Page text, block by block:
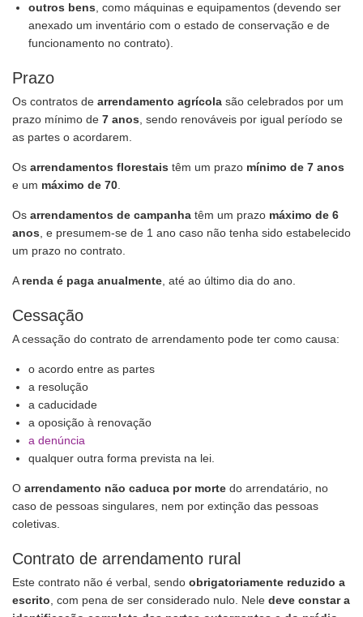
outros bens , como máquinas e equipamentos (devendo ser
anexado um inventário com o estado de conservação e de
funcionamento no contrato).
Prazo
Os contratos de arrendamento agrícola são celebrados por um
prazo mínimo de 7 anos , sendo renováveis por igual período se
as partes o acordarem.
Os arrendamentos florestais têm um prazo mínimo de 7 anos
e um máximo de 70
Os arrendamentos de campanha têm um prazo máximo de 6
anos , e presumem-se de 1 ano caso não tenha sido estabelecido
um prazo no contrato.
A renda é paga anualmente , até ao último dia do ano.
Cessação
A cessação do contrato de arrendamento pode ter como causa:
o acordo entre as partes
a resolução
a caducidade
a oposição à renovação
a denúncia
qualquer outra forma prevista na lei.
O arrendamento não caduca por morte do arrendatário, no
caso de pessoas singulares, nem por extinção das pessoas
coletivas.
Contrato de arrendamento rural
Este contrato não é verbal, sendo obrigatoriamente reduzido a
escrito , com pena de ser considerado nulo. Nele deve constar a